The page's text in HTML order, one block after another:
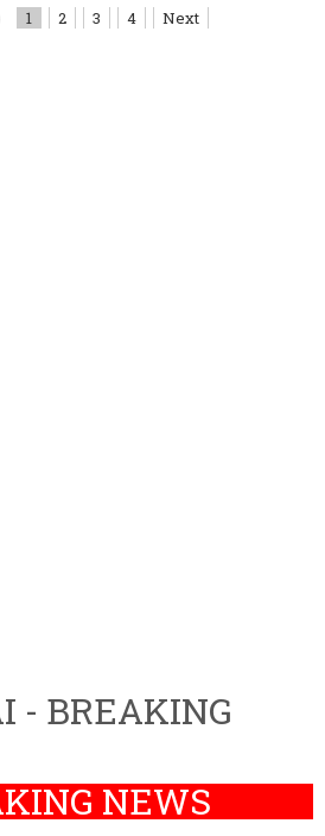
1 2 3 4 Next
- BREAKING
NEWS